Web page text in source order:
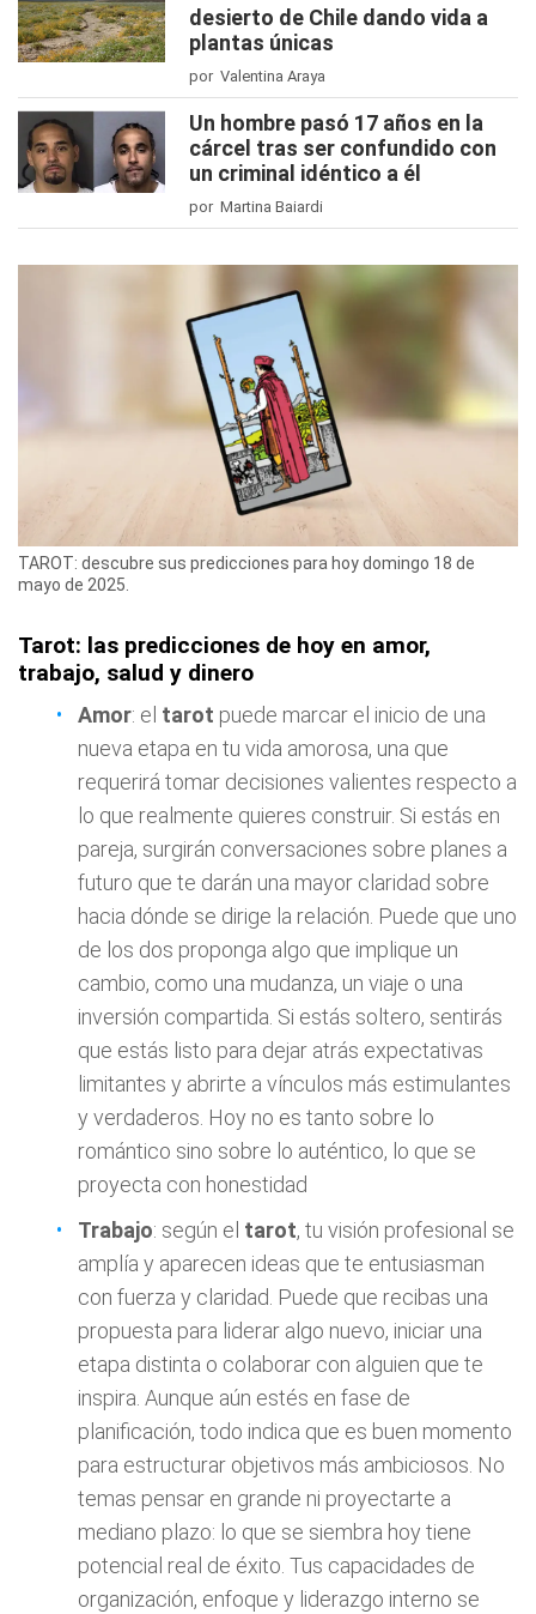
desierto de Chile dando vida a
plantas únicas
por Valentina Araya
Un hombre pasó 17 años en la
cárcel tras ser confundido con
un criminal idéntico a él
por Martina Baiardi
TAROT: descubre sus predicciones para hoy domingo 18 de
mayo de 2025.
Tarot: las predicciones de hoy en amor,
trabajo, salud y dinero
Amor: el tarot puede marcar el inicio de una
nueva etapa en tu vida amorosa, una que
requerirá tomar decisiones valientes respecto a
lo que realmente quieres construir. Si estás en
pareja, surgirán conversaciones sobre planes a
futuro que te darán una mayor claridad sobre
hacia dónde se dirige la relación. Puede que uno
de los dos proponga algo que implique un
cambio, como una mudanza, un viaje o una
inversión compartida. Si estás soltero, sentirás
que estás listo para dejar atrás expectativas
limitantes y abrirte a vínculos más estimulantes
y verdaderos. Hoy no es tanto sobre lo
romántico sino sobre lo auténtico, lo que se
proyecta con honestidad
Trabajo: según el tarot, tu visión profesional se
amplía y aparecen ideas que te entusiasman
con fuerza y claridad. Puede que recibas una
propuesta para liderar algo nuevo, iniciar una
etapa distinta o colaborar con alguien que te
inspira. Aunque aún estés en fase de
planificación, todo indica que es buen momento
para estructurar objetivos más ambiciosos. No
temas pensar en grande ni proyectarte a
mediano plazo: lo que se siembra hoy tiene
potencial real de éxito. Tus capacidades de
organización, enfoque y liderazgo interno se